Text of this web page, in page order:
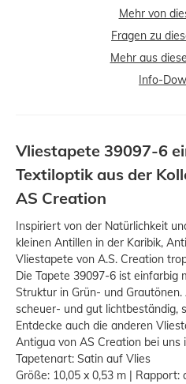
Mehr von
Fragen zu
Mehr aus
Info-
Vliestapete 39097-6
Textiloptik aus der
AS Creation
Inspiriert von der Natürlichkeit
kleinen Antillen in der Karibik,
Vliestapete von A.S. Creation
Die Tapete 39097-6 ist einfarbig
Struktur in Grün- und
scheuer- und gut lichtbeständig,
Entdecke auch die anderen
Antigua von AS Creation bei uns
Tapetenart: Satin auf Vlies
Größe: 10,05 x 0,53 m | Rapport: